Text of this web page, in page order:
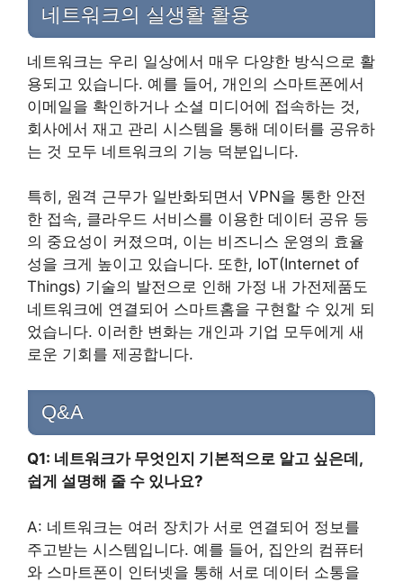
네트워크의 실생활 활용
네트워크는 우리 일상에서 매우 다양한 방식으로 활
용되고 있습니다. 예를 들어, 개인의 스마트폰에서
이메일을 확인하거나 소셜 미디어에 접속하는 것,
회사에서 재고 관리 시스템을 통해 데이터를 공유하
는 것 모두 네트워크의 기능 덕분입니다.
특히, 원격 근무가 일반화되면서 VPN을 통한 안전
한 접속, 클라우드 서비스를 이용한 데이터 공유 등
의 중요성이 커졌으며, 이는 비즈니스 운영의 효율
성을 크게 높이고 있습니다. 또한, IoT(Internet of
Things) 기술의 발전으로 인해 가정 내 가전제품도
네트워크에 연결되어 스마트홈을 구현할 수 있게 되
었습니다. 이러한 변화는 개인과 기업 모두에게 새
로운 기회를 제공합니다.
Q&A
Q1: 네트워크가 무엇인지 기본적으로 알고 싶은데,
쉽게 설명해 줄 수 있나요?
A: 네트워크는 여러 장치가 서로 연결되어 정보를
주고받는 시스템입니다. 예를 들어, 집안의 컴퓨터
와 스마트폰이 인터넷을 통해 서로 데이터 소통을